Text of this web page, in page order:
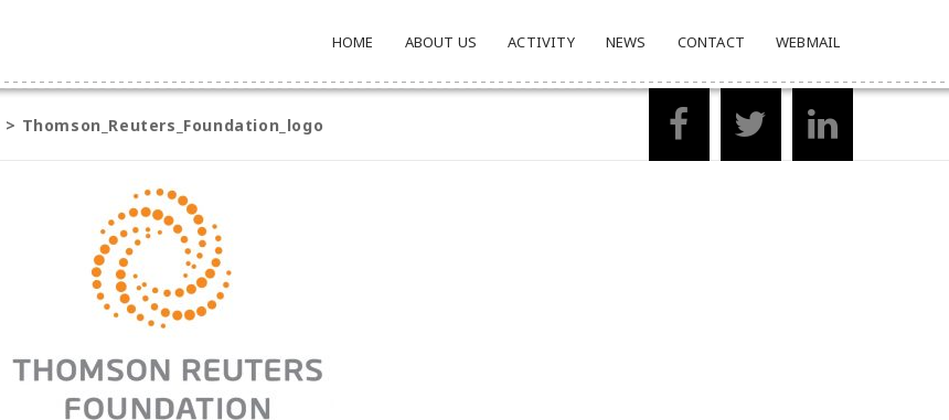
HOME ABOUT US ACTIVITY NEWS CONTACT WEBMAIL
> Thomson_Reuters_Foundation_logo